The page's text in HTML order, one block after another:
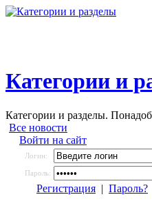
Категории и
Категории и разделы.
Все новости
Войти на сайт
Логин:
Пароль:
Регистрация | Пароль?